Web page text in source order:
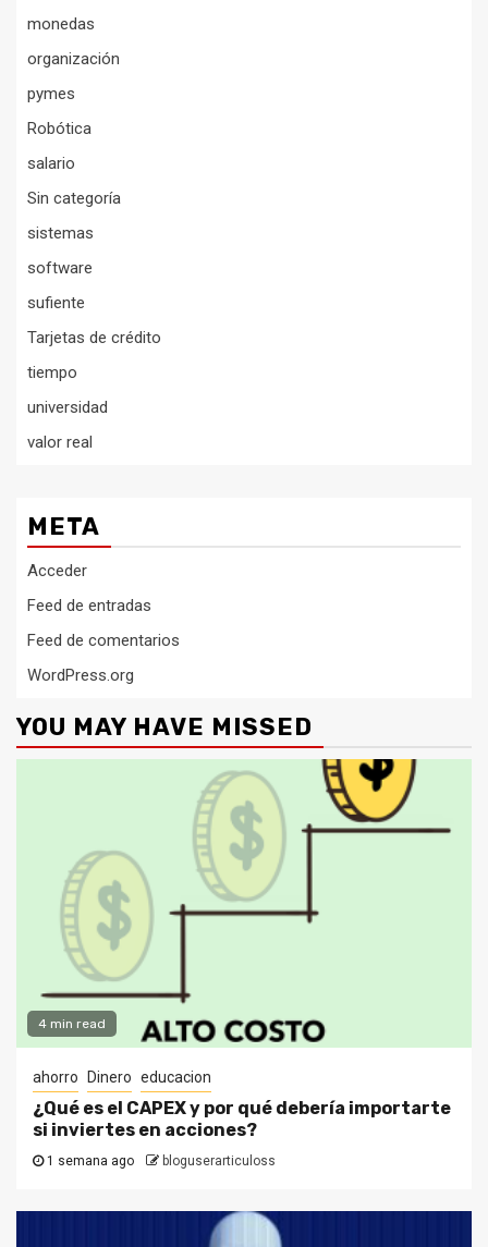
monedas
organización
pymes
Robótica
salario
Sin categoría
sistemas
software
sufiente
Tarjetas de crédito
tiempo
universidad
valor real
META
Acceder
Feed de entradas
Feed de comentarios
WordPress.org
YOU MAY HAVE MISSED
4 min read
ahorro Dinero educacion
¿Qué es el CAPEX y por qué debería importarte
si inviertes en acciones?
1 semana ago bloguserarticuloss